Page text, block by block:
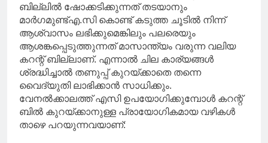
ബില്ലിൽ ഷോക്കടിക്കുന്നത് തടയാനും
മാർഗമുണ്ട്എ.സി കൊണ്ട് കടുത്ത ചൂടിൽ നിന്ന്
ആശ്വാസം ലഭിക്കുമെങ്കിലും പലരെയും
ആശങ്കപ്പെടുത്തുന്നത് മാസാന്ത്യം വരുന്ന വലിയ
കറന്റ് ബില്ലാണ്. എന്നാൽ ചില കാര്യങ്ങൾ
ശ്രദ്ധിച്ചാൽ തണുപ്പ് കുറയ്ക്കാതെ തന്നെ
വൈദ്യുതി ലാഭിക്കാൻ സാധിക്കും.
വേനൽക്കാലത്ത് എസി ഉപയോഗിക്കുമ്പോൾ കറന്റ്
ബിൽ കുറയ്ക്കാനുള്ള പ്രായോഗികമായ വഴികൾ
താഴെ പറയുന്നവയാണ്: